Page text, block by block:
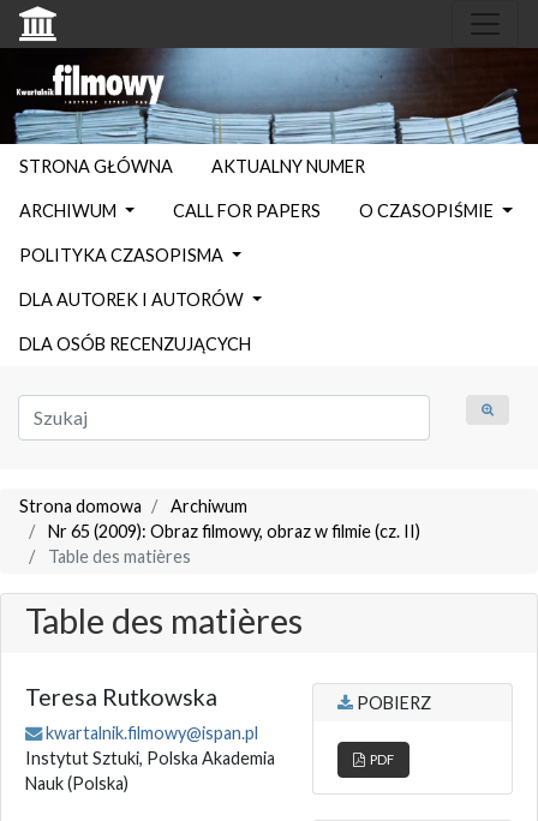
STRONA GŁÓWNA AKTUALNY NUMER
ARCHIWUM CALL FOR PAPERS O CZASOPIŚMIE
POLITYKA CZASOPISMA
DLA AUTOREK I AUTORÓW
DLA OSÓB RECENZUJĄCYCH
Strona domowa
Archiwum
Nr 65 (2009): Obraz filmowy, obraz w filmie (cz. II)
Table des matières
Table des matières
Teresa Rutkowska
kwartalnik.filmowy@ispan.pl
Instytut Sztuki, Polska Akademia
Nauk(Polska)
POBIERZ
PDF